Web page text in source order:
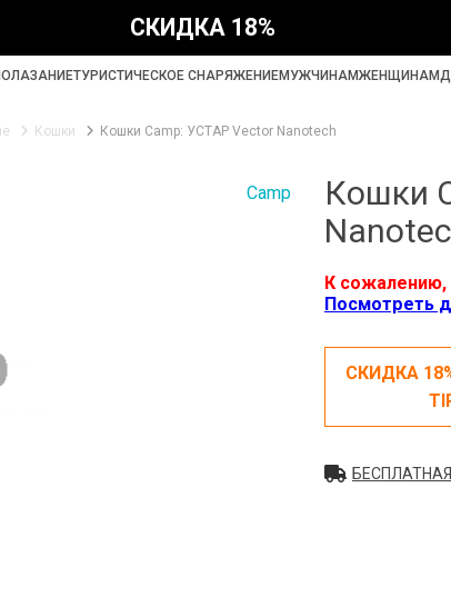
СКИДКА 18%
ТУРИСТИЧЕСКОЕ СНАРЯЖЕНИЕМУЖЧИНАМЖЕНЩИНАМ
Кошки Кошки Camp: УСТАР Vector Nanotech
Camp
Кошки
К сожалению,
Посмотреть
СКИДКА